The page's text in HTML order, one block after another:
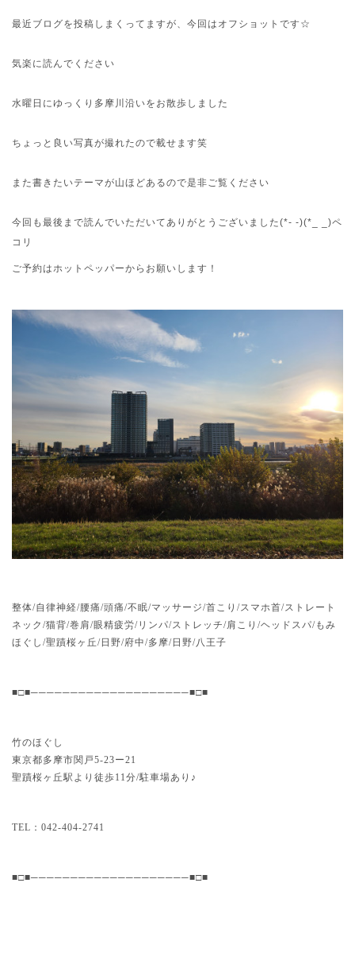
最近ブログを投稿しまくってますが、今回はオフショットです☆
気楽に読んでください
水曜日にゆっくり多摩川沿いをお散歩しました
ちょっと良い写真が撮れたので載せます笑
また書きたいテーマが山ほどあるので是非ご覧ください
今回も最後まで読んでいただいてありがとうございました(*- -)(*_ _)ペ
コリ
ご予約はホットペッパーからお願いします！
整体/自律神経/腰痛/頭痛/不眠/マッサージ/首こり/スマホ首/ストレート
ネック/猫背/巻肩/眼精疲労/リンパ/ストレッチ/肩こり/ヘッドスパ/もみ
ほぐし/聖蹟桜ヶ丘/日野/府中/多摩/日野/八王子
■□■────────────────────■□■
竹のほぐし
東京都多摩市関戸5-23ー21
聖蹟桜ヶ丘駅より徒歩11分/駐車場あり♪
TEL：042-404-2741
■□■────────────────────■□■